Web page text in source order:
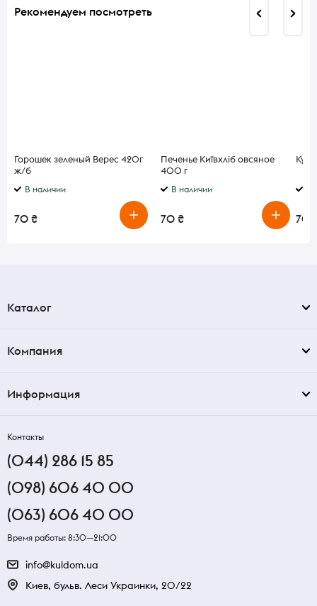
Рекомендуем посмотреть
Горошек зеленый Верес 420г
ж/б
В наличии
70 ₴
Печенье Київхліб овсяное
400 г
В наличии
70 ₴ 70
Каталог
Компания
Информация
Контакты
(044) 286 15 85
(098) 606 40 00
(063) 606 40 00
Время работы: 8:30—21:00
info@kuldom.ua
Киев, бульв. Леси Украинки, 20/22